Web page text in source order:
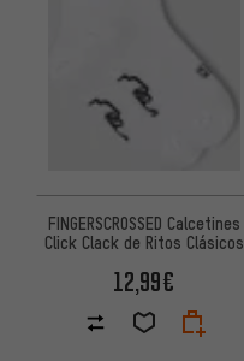
FINGERSCROSSED Calcetines
Click Clack de Ritos Clásicos
12,99€